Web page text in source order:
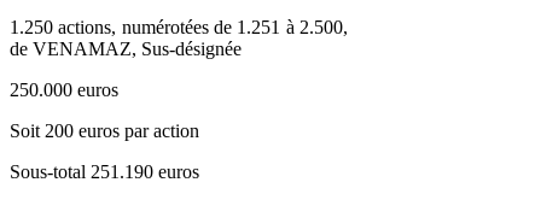
1.250 actions, numérotées de 1.251 à 2.500,
de VENAMAZ, Sus-désignée
250.000 euros
Soit 200 euros par action
Sous-total 251.190 euros